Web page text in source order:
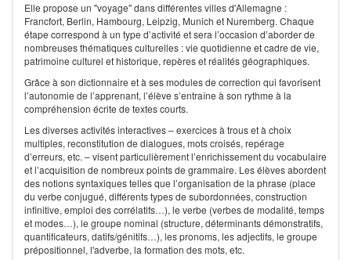
Elle propose un "voyage" dans différentes villes d'Allemagne :
Francfort, Berlin, Hambourg, Leipzig, Munich et Nuremberg. Chaque
étape correspond à un type d’activité et sera l’occasion d’aborder de
nombreuses thématiques culturelles : vie quotidienne et cadre de vie,
patrimoine culturel et historique, repères et réalités géographiques.
Grâce à son dictionnaire et à ses modules de correction qui favorisent
l’autonomie de l’apprenant, l’élève s’entraîne à son rythme à la
compréhension écrite de textes courts.
Les diverses activités interactives – exercices à trous et à choix
multiples, reconstitution de dialogues, mots croisés, repérage
d’erreurs, etc. – visent particulièrement l’enrichissement du vocabulaire
et l’acquisition de nombreux points de grammaire. Les élèves abordent
des notions syntaxiques telles que l’organisation de la phrase (place
du verbe conjugué, différents types de subordonnées, construction
infinitive, emploi des corrélatifs…), le verbe (verbes de modalité, temps
et modes…), le groupe nominal (structure, déterminants démonstratifs,
quantificateurs, datifs/génitifs…), les pronoms, les adjectifs, le groupe
prépositionnel, l'adverbe, la formation des mots, etc.